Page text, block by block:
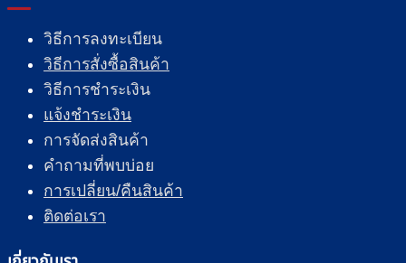
วิธีการลงทะเบียน
วิธีการสั่งซื้อสินค้า
วิธีการชำระเงิน
แจ้งชำระเงิน
การจัดส่งสินค้า
คำถามที่พบบ่อย
การเปลี่ยน/คืนสินค้า
ติดต่อเรา